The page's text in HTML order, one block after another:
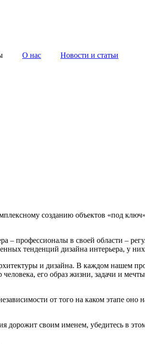
О нас Новости и статьи
созданию объектов «под ключ»,
профессионалы в своей области –
тенденций дизайна интерьера, у
и дизайна. В каждом нашем
его образ жизни, задачи и
от того на каком этапе
дорожит своим именем, убедитесь в